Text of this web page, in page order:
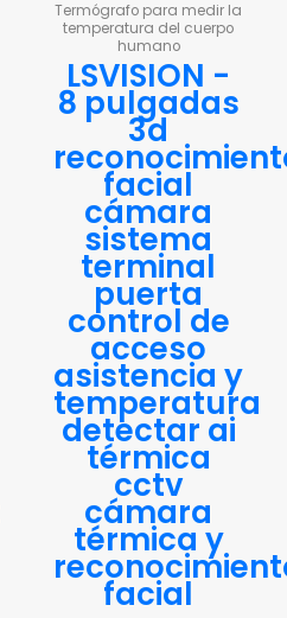
Termógrafo para medir la
temperatura del cuerpo
humano
LSVISION -
8 pulgadas
3d
facial
cámara
sistema
terminal
puerta
control de
acceso
asistencia y
temperatura
detectar ai
térmica
cctv
cámara
térmica y
facial